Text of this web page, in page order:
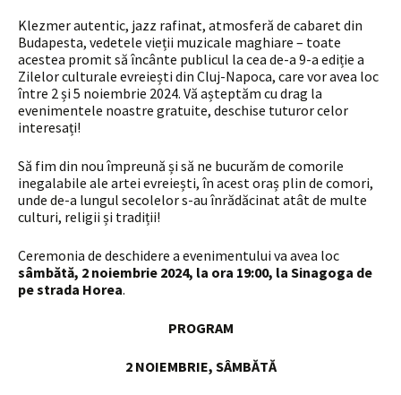
Klezmer autentic, jazz rafinat, atmosferă de cabaret din
Budapesta, vedetele vieții muzicale maghiare – toate
acestea promit să încânte publicul la cea de-a 9-a ediție a
Zilelor culturale evreiești din Cluj-Napoca, care vor avea loc
între 2 și 5 noiembrie 2024. Vă așteptăm cu drag la
evenimentele noastre gratuite, deschise tuturor celor
interesați!
Să fim din nou împreună și să ne bucurăm de comorile
inegalabile ale artei evreiești, în acest oraș plin de comori,
unde de-a lungul secolelor s-au înrădăcinat atât de multe
culturi, religii și tradiții!
Ceremonia de deschidere a evenimentului va avea loc
sâmbătă, 2 noiembrie 2024, la ora 19:00, la Sinagoga de
pe strada Horea.
PROGRAM
2 NOIEMBRIE, SÂMBĂTĂ